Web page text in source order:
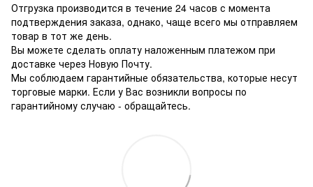
Отгрузка производится в течение 24 часов с момента
подтверждения заказа, однако, чаще всего мы отправляем
товар в тот же день.
Вы можете сделать оплату наложенным платежом при
доставке через Новую Почту.
Мы соблюдаем гарантийные обязательства, которые несут
торговые марки. Если у Вас возникли вопросы по
гарантийному случаю - обращайтесь.